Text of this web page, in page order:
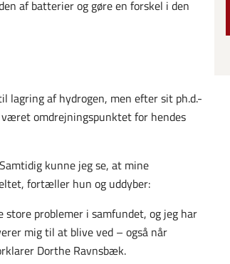
af batterier og gøre en forskel i den
lagring af hydrogen, men efter sit ph.d.-
omdrejningspunktet for hendes
kunne jeg se, at mine
fortæller hun og uddyber:
problemer i samfundet, og jeg har
mig til at blive ved – også når
Dorthe Ravnsbæk.